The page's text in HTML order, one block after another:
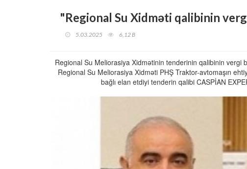
"Regional Su Xidməti qalibinin
5.03.2025 6,12 B
Regional Su Meliorasiya Xidmətinin tenderinin qalibinin vergi
Regional Su Meliorasiya Xidməti PHŞ Traktor-avtomaşın
bağlı elan etdiyi tenderin qalibi CASPİAN